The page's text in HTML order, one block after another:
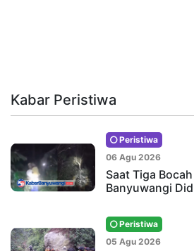
Kabar Peristiwa
Peristiwa
06 Agu 2026
Saat Tiga
Banyuwangi
Peristiwa
05 Agu 2026